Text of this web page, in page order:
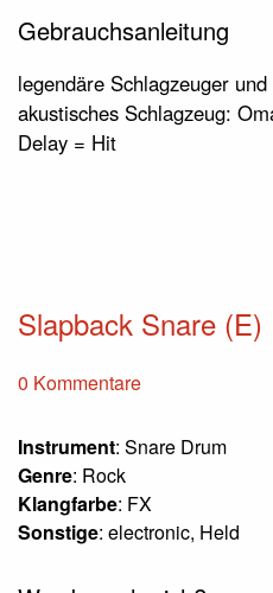
Gebrauchsanleitung
legendäre Schlagzeuger
akustisches Schlagzeug:
Delay = Hit
Slapback Snare (E)
0 Kommentare
Instrument: Snare Drum
Genre: Rock
Klangfarbe: FX
Sonstige: electronic, Held